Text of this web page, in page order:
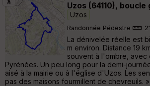
Uzos (64110),
Uzos
Randonnée Pédestre
La dénivelée réelle est
m environ. Distance 19
souvent à l'ombre, avec
Pyrénées. Un peu long pour la demi-
aisé à la mairie ou à l'église d'Uzos. Les
pas des maisons fourmillent de chevreuils. »